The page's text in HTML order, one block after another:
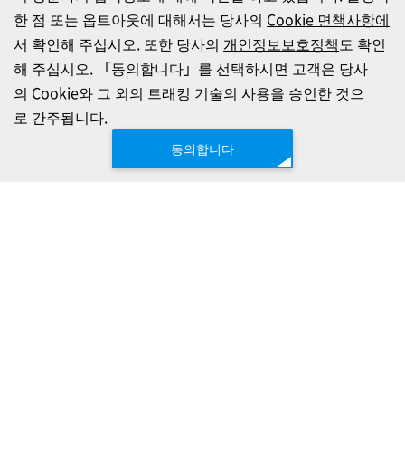
한 점 또는 옵트아웃에 대해서는 당사의 Cookie 면책사항에
서 확인해 주십시오. 또한 당사의 개인정보보호정책도 확인
해 주십시오. 「동의합니다」를 선택하시면 고객은 당사
의 Cookie와 그 외의 트래킹 기술의 사용을 승인한 것으
로 간주됩니다.
동의합니다